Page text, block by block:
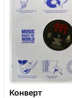
Конверт